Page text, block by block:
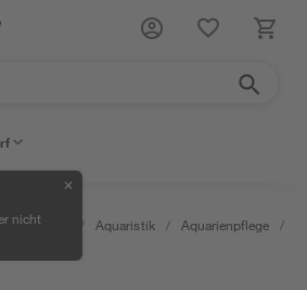
nicht
✕
Tierbedarf / Aquaristik / Aquarienpflege /